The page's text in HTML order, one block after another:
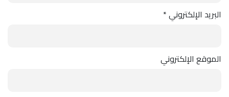
البريد الإلكتروني*
الموقع الإلكتروني